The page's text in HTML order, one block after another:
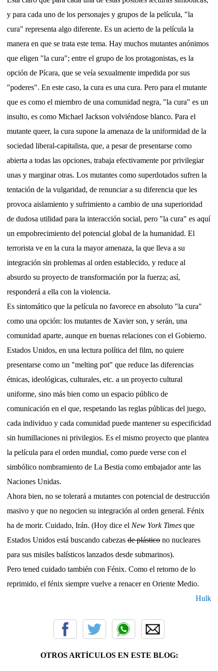
y para cada uno de los personajes y grupos de la película, "la
cura" representa algo diferente. Es un acierto de la película la
manera en que se trata este tema. Hay muchos mutantes anónimos
que eligen "la cura"; entre el grupo de los protagonistas, es la
opción de Pícara, que se veía sexualmente impedida por sus
"poderes". En este caso, la cura es una cura. Pero para el mutante
que es como el miembro de una comunidad negra, "la cura" es un
insulto, es como Michael Jackson volviéndose blanco. Para el
mutante queer, la cura supone la amenaza de la uniformidad de la
sociedad liberal-capitalista, que, a pesar de presentarse como
abierta a todas las opciones, trabaja efectivamente por privilegiar
unas y marginar otras. Los mutantes como superdotados sufren la
tentación de la vulgaridad, de renunciar a su diferencia que les
provoca aislamiento y sufrimiento a cambio de una superioridad
de dudosa utilidad para la interacción social, pero "la cura" es aquí
un empobrecimiento del potencial global de la humanidad. El
terrorista ve en la cura la mayor amenaza, la que lleva a su
integración sin problemas al orden establecido, y reduce al
absurdo su proyecto de transformación por la fuerza; así,
responderá a ella con la violencia.
Es sintomático que la película no favorece en absoluto "la cura"
como una opción: los mutantes de Xavier son, y serán, una
comunidad aparte, aunque en buenas relaciones con el Gobierno.
Estados Unidos, en una lectura política del film, no quiere
presentarse como un "melting pot" que reduce las diferencias
étnicas, ideológicas, culturales, etc. a un proyecto cultural
uniforme, sino más bien como un espacio público de
comunicación en el que, respetando las reglas públicas del juego,
cada individuo y cada comunidad puede mantener su especificidad
sin humillaciones ni privilegios. Es el mismo proyecto que plantea
la película para el orden mundial, como puede verse con el
simbólico nombramiento de La Bestia como embajador ante las
Naciones Unidas.
Ahora bien, no se tolerará a mutantes con potencial de destrucción
masivo y que no negocien su integración al orden general. Fénix
ha de morir. Cuidado, Irán. (Hoy dice el New York Times que
Estados Unidos está buscando cabezas de plástico no nucleares
para sus misiles balísticos lanzados desde submarinos).
Pero tened cuidado también con Fénix. Como el retorno de lo
reprimido, el fénix siempre vuelve a renacer en Oriente Medio.
Hulk
OTROS ARTÍCULOS EN ESTE BLOG: